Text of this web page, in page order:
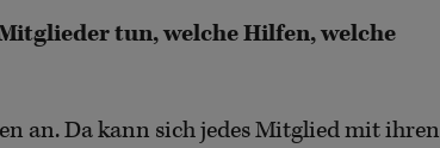
tun, welche Hilfen, welche
an. Da kann sich jedes Mitglied mit ihren